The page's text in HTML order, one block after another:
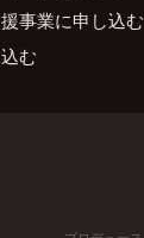
事業に申し込む
む